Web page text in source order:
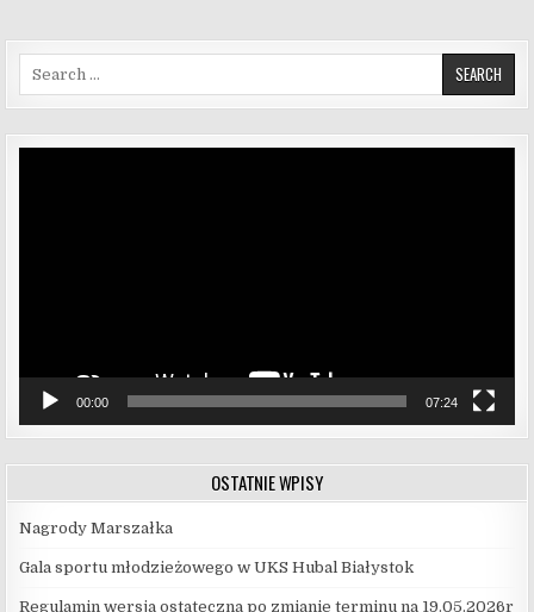
Search for:
00:00 07:24
OSTATNIE WPISY
Nagrody Marszałka
Gala sportu młodzieżowego w UKS Hubal Białystok
Regulamin wersja ostateczna po zmianie terminu na 19.05.2026r